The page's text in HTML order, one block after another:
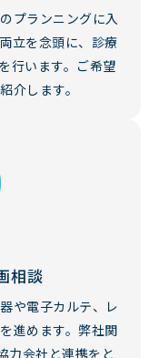
プランニングに入
立を念頭に、診療
行います。ご希望
介します。
相談
や電子カルテ、レ
進めます。弊社関
力会社と連携をと